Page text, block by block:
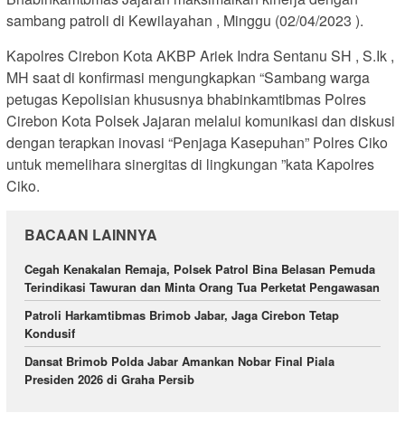
sambang patroli di Kewilayahan , Minggu (02/04/2023 ).
Kapolres Cirebon Kota AKBP Ariek Indra Sentanu SH , S.Ik ,
MH saat di konfirmasi mengungkapkan “Sambang warga
petugas Kepolisian khususnya bhabinkamtibmas Polres
Cirebon Kota Polsek Jajaran melalui komunikasi dan diskusi
dengan terapkan inovasi “Penjaga Kasepuhan” Polres Ciko
untuk memelihara sinergitas di lingkungan ”kata Kapolres
Ciko.
BACAAN LAINNYA
Cegah Kenakalan Remaja, Polsek Patrol Bina Belasan Pemuda
Terindikasi Tawuran dan Minta Orang Tua Perketat Pengawasan
Patroli Harkamtibmas Brimob Jabar, Jaga Cirebon Tetap
Kondusif
Dansat Brimob Polda Jabar Amankan Nobar Final Piala
Presiden 2026 di Graha Persib